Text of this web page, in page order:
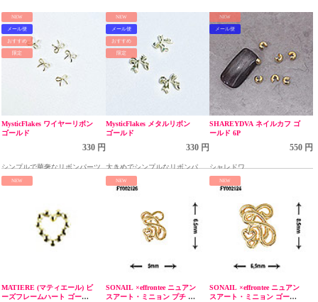
NEW
メール便
おすすめ
限定
MysticFlakes ワイヤーリボン
ゴールド
330 円
シンプルで華奢なリボンパーツ
NEW
メール便
おすすめ
限定
MysticFlakes メタルリボン
ゴールド
330 円
大きめでシンプルなリボンパー
ツ
NEW
メール便
SHAREYDVA ネイルカフ ゴ
ールド 6P
550 円
シャレドワ
NEW
MATIERE (マティエール) ビ
ーズフレームハート ゴール
NEW
SONAIL ×effrontee ニュアン
スアート・ミニョン プチ ゴ
NEW
SONAIL ×effrontee ニュアン
スアート・ミニョン ゴール